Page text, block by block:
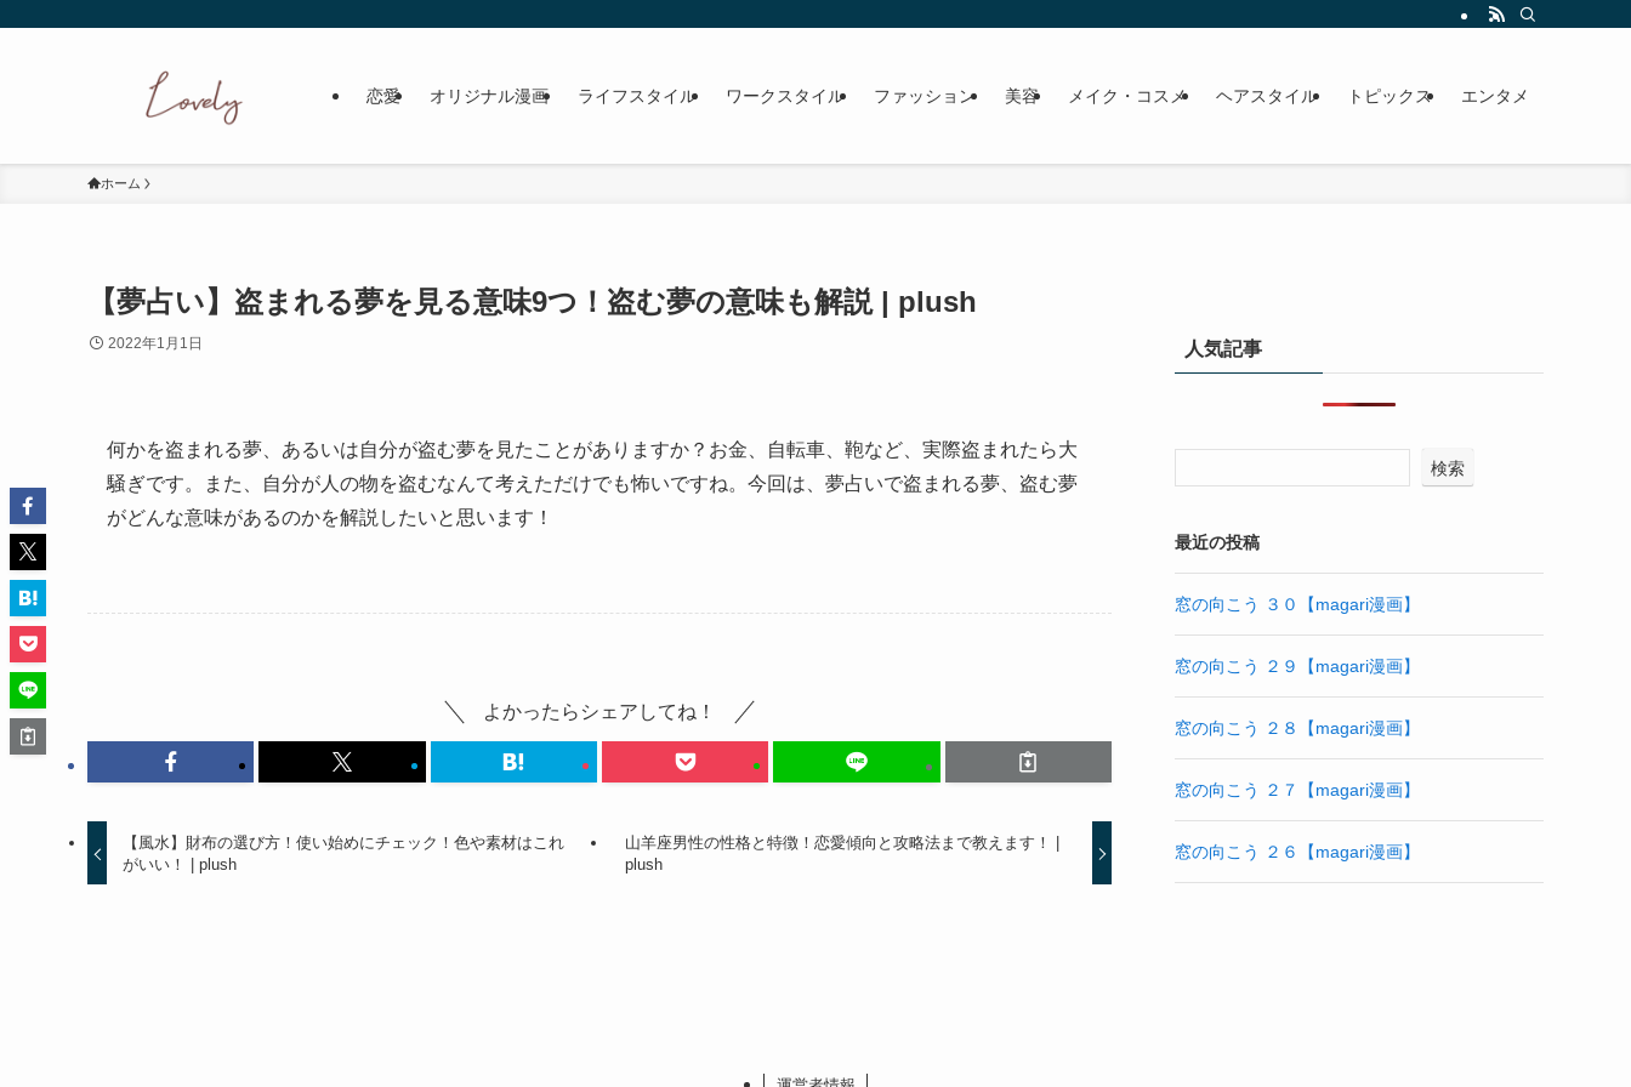
恋愛 オリジナル漫画 ライフスタイル ワークスタイル ファッション 美容 メイク・コスメ ヘアスタイル トピックス エンタメ
ホーム
【夢占い】盗まれる夢を見る意味9つ！盗む夢の意味も解説 | plush
2022年1月1日
何かを盗まれる夢、あるいは自分が盗む夢を見たことがありますか？お金、自転車、鞄など、実際盗まれたら大
騒ぎです。また、自分が人の物を盗むなんて考えただけでも怖いですね。今回は、夢占いで盗まれる夢、盗む夢
がどんな意味があるのかを解説したいと思います！
よかったらシェアしてね！
【風水】財布の選び方！使い始めにチェック！色や素材はこれ
がいい！ | plush
山羊座男性の性格と特徴！恋愛傾向と攻略法まで教えます！ |
plush
人気記事
検索
最近の投稿
窓の向こう ３０【magari漫画】
窓の向こう ２９【magari漫画】
窓の向こう ２８【magari漫画】
窓の向こう ２７【magari漫画】
窓の向こう ２６【magari漫画】